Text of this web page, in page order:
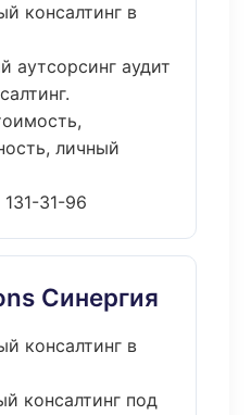
консалтинг в
аутсорсинг аудит
личный
31-96
Синергия
консалтинг в
консалтинг под